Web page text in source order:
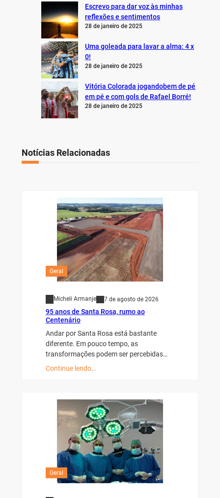
Escrevo para dar voz às minhas
reflexões e sentimentos
28 de janeiro de 2025
Uma goleada para lavar a alma: 4 x
0!
28 de janeiro de 2025
Vitória Colorada jogandobem de pé
em pé e com gols de Rafael Borré!
28 de janeiro de 2025
Notícias Relacionadas
Geral
Micheli Armanje 7 de agosto de 2026
95 anos de Santa Rosa, rumo ao
Centenário
Andar por Santa Rosa está bastante
diferente. Em pouco tempo, as
transformações podem ser percebidas…
Continue lendo…
Geral